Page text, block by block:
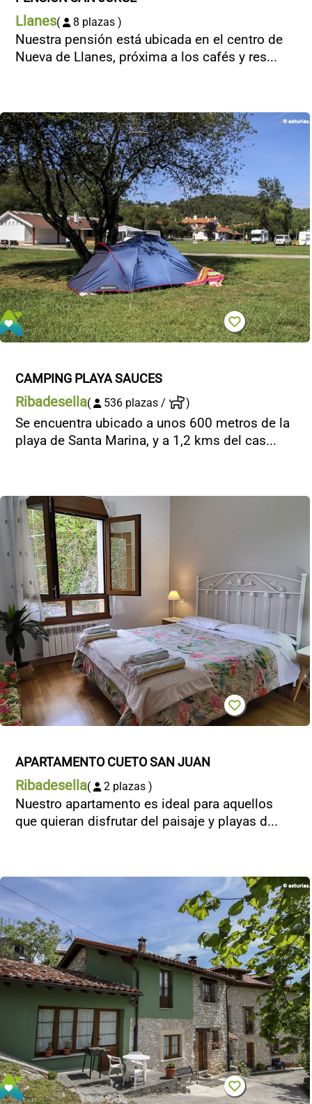
Llanes( 8 plazas )
Nuestra pensión está ubicada en el centro de
Nueva de Llanes, próxima a los cafés y res...
CAMPING PLAYA SAUCES
Ribadesella( 536 plazas / )
Se encuentra ubicado a unos 600 metros de la
playa de Santa Marina, y a 1,2 kms del cas...
APARTAMENTO CUETO SAN JUAN
Ribadesella( 2 plazas )
Nuestro apartamento es ideal para aquellos
que quieran disfrutar del paisaje y playas d...